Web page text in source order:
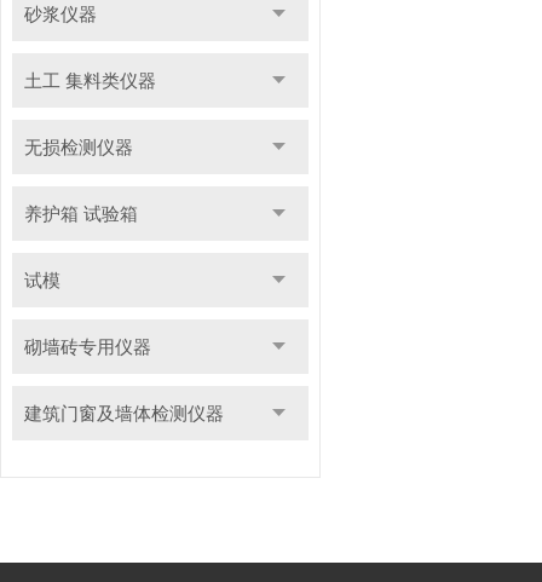
砂浆仪器
土工 集料类仪器
无损检测仪器
养护箱 试验箱
试模
砌墙砖专用仪器
建筑门窗及墙体检测仪器